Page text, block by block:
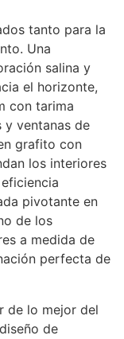
tanto para la
Una
salina y
el horizonte,
con tarima
y ventanas de
grafito con
los interiores
pivotante en
de los
a medida de
perfecta de
de lo mejor del
de